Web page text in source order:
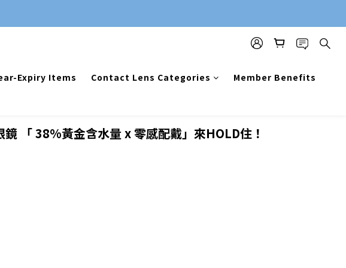
Expiry Items Contact Lens Categories
Member Benefits
「 38%黃金含水量 x 零感配戴」來HOLD住！